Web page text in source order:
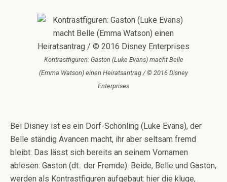
Kontrastfiguren: Gaston (Luke Evans) macht Belle
(Emma Watson) einen Heiratsantrag / © 2016 Disney
Enterprises
Bei Disney ist es ein Dorf-Schönling (Luke Evans), der
Belle ständig Avancen macht, ihr aber seltsam fremd
bleibt. Das lässt sich bereits an seinem Vornamen
ablesen: Gaston (dt.: der Fremde). Beide, Belle und Gaston,
werden als Kontrastfiguren aufgebaut: hier die kluge,